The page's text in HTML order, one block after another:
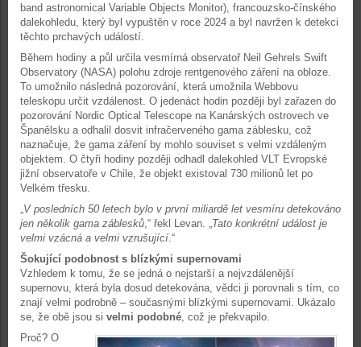
band astronomical Variable Objects Monitor), francouzsko-čínského
dalekohledu, který byl vypuštěn v roce 2024 a byl navržen k detekci
těchto prchavých událostí.
Během hodiny a půl určila vesmírná observatoř Neil Gehrels Swift
Observatory (NASA) polohu zdroje rentgenového záření na obloze.
To umožnilo následná pozorování, která umožnila Webbovu
teleskopu určit vzdálenost. O jedenáct hodin později byl zařazen do
pozorování Nordic Optical Telescope na Kanárských ostrovech ve
Španělsku a odhalil dosvit infračerveného gama záblesku, což
naznačuje, že gama záření by mohlo souviset s velmi vzdáleným
objektem. O čtyři hodiny později odhadl dalekohled VLT Evropské
jižní observatoře v Chile, že objekt existoval 730 milionů let po
Velkém třesku.
V posledních 50 letech bylo v první miliardě let vesmíru detekováno
jen několik gama záblesků ,“ řekl Levan. „ Tato konkrétní událost je
velmi vzácná a velmi vzrušující.“
Šokující podobnost s blízkými supernovami
Vzhledem k tomu, že se jedná o nejstarší a nejvzdálenější
supernovu, která byla dosud detekována, vědci ji porovnali s tím, co
znají velmi podrobně – současnými blízkými supernovami. Ukázalo
se, že obě jsou si velmi podobné , což je překvapilo.
Proč? O